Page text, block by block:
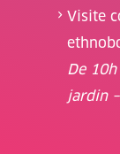
Visite
De
jardin